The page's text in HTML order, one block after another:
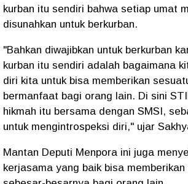
kurban itu sendiri bahwa setiap umat
disunahkan untuk berkurban.
"Bahkan diwajibkan untuk berkurban
kurban itu sendiri adalah bagaimana
diri kita untuk bisa memberikan
bermanfaat bagi orang lain. Di sini
hikmah itu bersama dengan SMSI,
untuk mengintrospeksi diri," ujar
Mantan Deputi Menpora ini juga
kerjasama yang baik bisa